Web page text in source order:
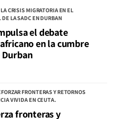
CRISIS MIGRATORIA EN EL
LA SADC EN DURBAN
el debate
en la cumbre
FRONTERAS Y RETORNOS
VIVIDA EN CEUTA.
fronteras y